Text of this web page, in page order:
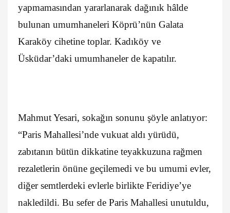
yapmamasından yararlanarak dağınık hâlde
bulunan umumhaneleri Köprü’nün Galata
Karaköy cihetine toplar. Kadıköy ve
Üsküdar’daki umumhaneler de kapatılır.
Mahmut Yesari, sokağın sonunu şöyle anlatıyor:
“Paris Mahallesi’nde vukuat aldı yürüdü,
zabıtanın bütün dikkatine teyakkuzuna rağmen
rezaletlerin önüne geçilemedi ve bu umumi evler,
diğer semtlerdeki evlerle birlikte Feridiye’ye
nakledildi. Bu sefer de Paris Mahallesi unutuldu,